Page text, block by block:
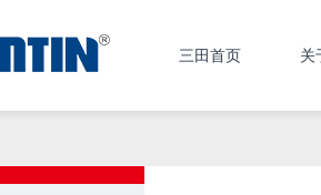
三田首页 关